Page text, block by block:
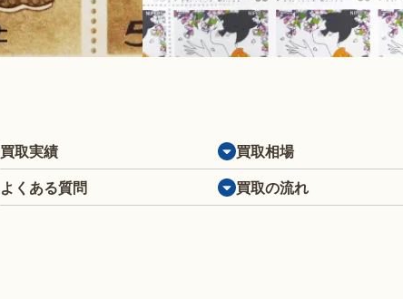
買取実績
買取相場
よくある質問
買取の流れ